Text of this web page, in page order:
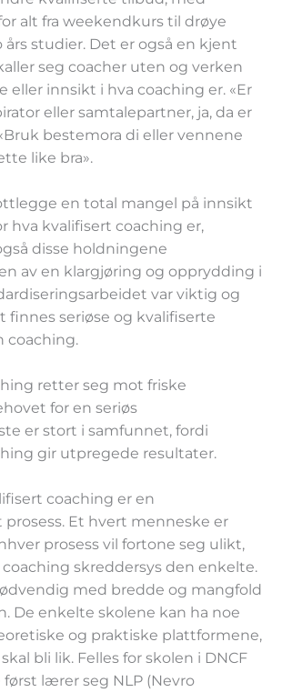
alt fra weekendkurs til drøye
studier. Det er også en kjent
seg coacher uten og verken
eller innsikt i hva coaching er. «Er
eller samtalepartner, ja, da er
bestemora di eller vennene
like bra».
en total mangel på innsikt
hva kvalifisert coaching er,
disse holdningene
av en klargjøring og opprydding i
var viktig og
finnes seriøse og kvalifiserte
coaching.
retter seg mot friske
for en seriøs
er stort i samfunnet, fordi
gir utpregede resultater.
coaching er en
prosess. Et hvert menneske er
prosess vil fortone seg ulikt,
skreddersys den enkelte.
med bredde og mangfold
De enkelte skolene kan ha noe
og praktiske plattformene,
bli lik. Felles for skolen i DNCF
lærer seg NLP (Nevro